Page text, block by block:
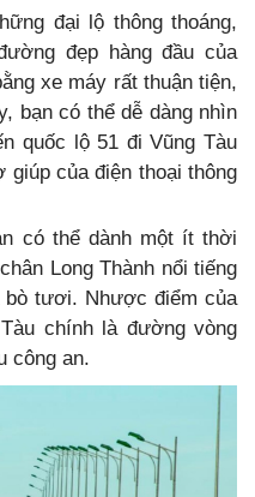
đại lộ thông thoáng,
đẹp hàng đầu của
xe máy rất thuận tiện,
bạn có thể dễ dàng nhìn
quốc lộ 51 đi Vũng Tàu
của điện thoại thông
có thể dành một ít thời
Long Thành nổi tiếng
tươi. Nhược điểm của
chính là đường vòng
công an.